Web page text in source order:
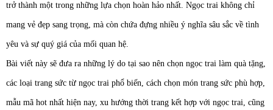
trở thành một trong những lựa chọn hoàn hảo nhất. Ngọc trai không chỉ
mang vẻ đẹp sang trọng, mà còn chứa đựng nhiều ý nghĩa sâu sắc về tình
yêu và sự quý giá của mối quan hệ.
Bài viết này sẽ đưa ra những lý do tại sao nên chọn ngọc trai làm quà tặng,
các loại trang sức từ ngọc trai phổ biến, cách chọn món trang sức phù hợp,
mẫu mã hot nhất hiện nay, xu hướng thời trang kết hợp với ngọc trai, cũng